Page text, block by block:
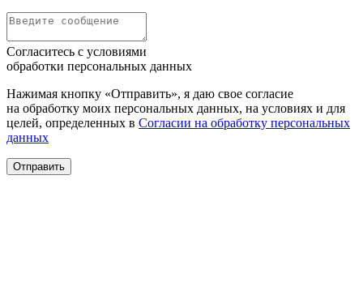
Согласитесь с условиями
обработки персональных данных
Нажимая кнопку «Отправить», я даю свое согласие
на обработку моих персональных данных, на условиях и для
целей, определенных в Согласии на обработку персональных
данных
Отправить